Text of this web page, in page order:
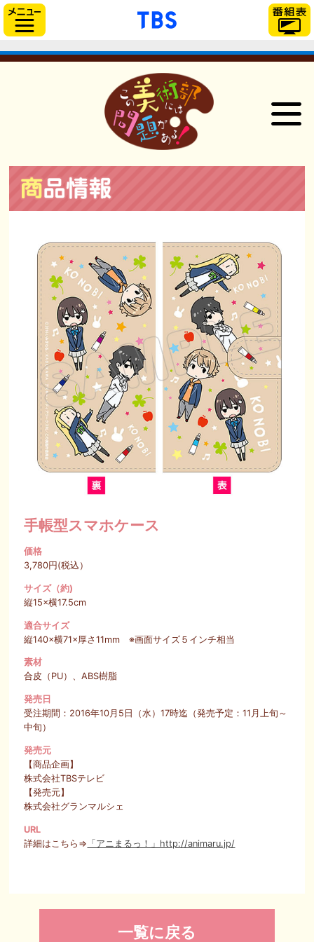
「TBSテレビ」トップ
NEWS
CHARACTER
GOODS
Blu-ray＆DVD
SPECIAL
手帳型スマホケース
価格
3,780円(税込）
サイズ（約)
縦15×横17.5cm
適合サイズ
縦140×横71×厚さ11mm ※画面サイズ５インチ相当
素材
合皮（PU）、ABS樹脂
発売日
受注期間：2016年10月5日（水）17時迄（発売予定：11月上旬～
中旬）
発売元
【商品企画】
株式会社TBSテレビ
【発売元】
株式会社グランマルシェ
URL
詳細はこちら⇒ 「アニまるっ！」http://animaru.jp/
一覧に戻る